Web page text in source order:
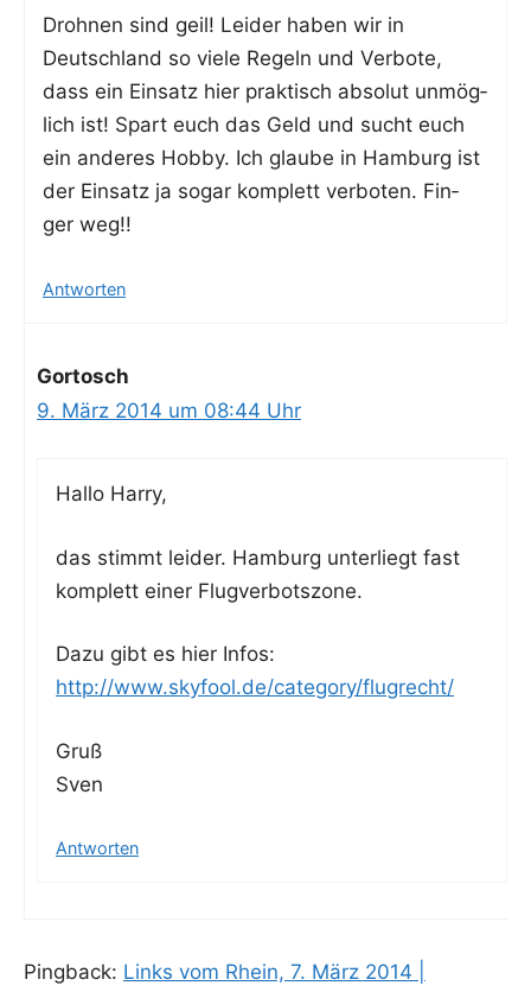
Droh­nen sind geil! Lei­der haben wir in
Deutsch­land so vie­le Regeln und Ver­bo­te,
dass ein Ein­satz hier prak­tisch abso­lut unmög­
lich ist! Spart euch das Geld und sucht euch
ein ande­res Hob­by. Ich glau­be in Ham­burg ist
der Ein­satz ja sogar kom­plett ver­bo­ten. Fin­
ger weg!!
Antworten
Gortosch
9. März 2014 um 08:44 Uhr
Hal­lo Harry,
das stimmt lei­der. Ham­burg unter­liegt fast
kom­plett einer Flugverbotszone.
Dazu gibt es hier Infos:
http://www.skyfool.de/category/flugrecht/
Gruß
Sven
Antworten
Pingback: Links vom Rhein, 7. März 2014 |